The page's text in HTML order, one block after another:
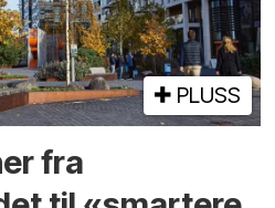
PLUSS
fra